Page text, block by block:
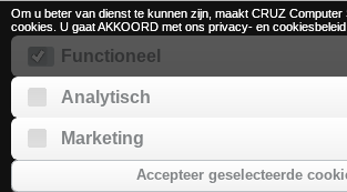
Om u beter van dienst te kunnen zijn, maakt CRUZ
cookies. U gaat AKKOORD met ons privacy- en
Functioneel
Analytisch
Marketing
Accepteer geselecteerde